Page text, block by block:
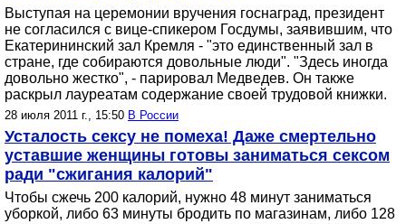
Выступая на церемонии вручения госнаград, президент
не согласился с вице-спикером Госдумы, заявившим, что
Екатерининский зал Кремля - "это единственный зал в
стране, где собираются довольные люди". "Здесь иногда
довольно жестко", - парировал Медведев. Он также
раскрыл лауреатам содержание своей трудовой книжки.
28 июля 2011 г., 15:50 В России
Усталость сексу не помеха! Даже смертельно
уставшие женщины готовы заниматься сексом
ради "сжигания калорий"
Чтобы сжечь 200 калорий, нужно 48 минут заниматься
уборкой, либо 63 минуты бродить по магазинам, либо 128